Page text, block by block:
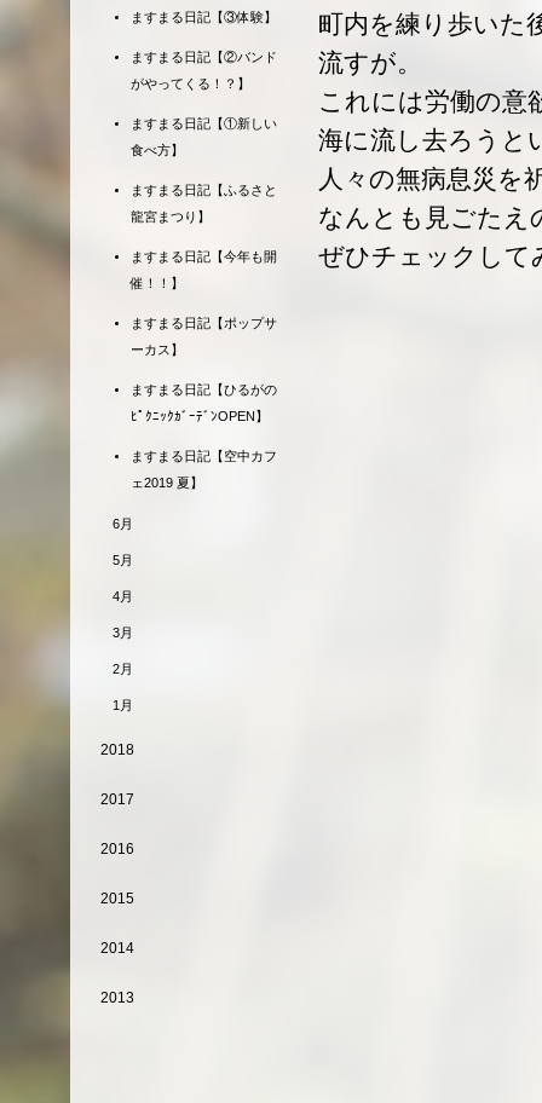
町内を練り歩いた
流すが。
これには労働の意
海に流し去ろうと
人々の無病息災を
なんとも見ごたえ
ぜひチェックして
ますまる日記【③体験】
ますまる日記【②バンド
がやってくる！？】
ますまる日記【①新しい
食べ方】
ますまる日記【ふるさと
龍宮まつり】
ますまる日記【今年も開
催！！】
ますまる日記【ポップサ
ーカス】
ますまる日記【ひるがの
ﾋﾟｸﾆｯｸｶﾞｰﾃﾞﾝOPEN】
ますまる日記【空中カフ
ェ2019 夏】
6月
5月
4月
3月
2月
1月
2018
2017
2016
2015
2014
2013